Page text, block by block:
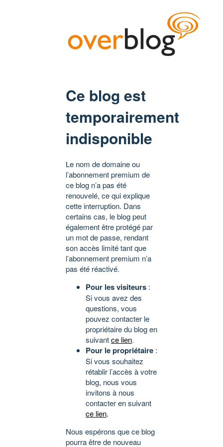
Ce blog est
temporairement
indisponible
Le nom de domaine ou
l’abonnement premium de
ce blog n’a pas été
renouvelé, ce qui explique
cette interruption. Dans
certains cas, le blog peut
également être protégé par
un mot de passe, rendant
son accès limité tant que
l’abonnement premium n’a
pas été réactivé.
Pour les visiteurs :
Si vous avez des
questions, vous
pouvez contacter le
propriétaire du blog en
suivantce lien.
Pour le propriétaire :
Si vous souhaitez
rétablir l’accès à votre
blog, nous vous
invitons à nous
contacter en suivant
ce lien.
Nous espérons que ce blog
pourra être de nouveau